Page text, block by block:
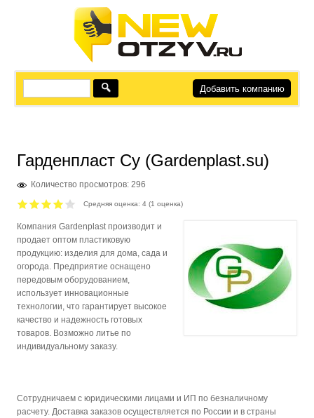
Добавить компанию
Гарденпласт Су (Gardenplast.su)
Количество просмотров: 296
Средняя оценка:4 (1 оценка)
Компания Gardenplast производит и
продает оптом пластиковую
продукцию: изделия для дома, сада и
огорода. Предприятие оснащено
передовым оборудованием,
использует инновационные
технологии, что гарантирует высокое
качество и надежность готовых
товаров. Возможно литье по
индивидуальному заказу.
Сотрудничаем с юридическими лицами и ИП по безналичному
расчету. Доставка заказов осуществляется по России и в страны